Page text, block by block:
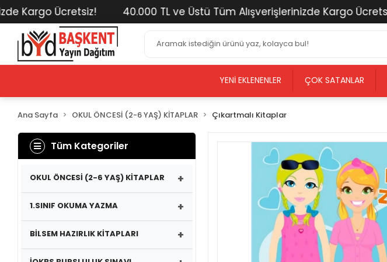
Ücretsiz! 40.000 TL ve Üstü Tüm Alışverişlerinizde Kargo Ücretsiz!
YENI EKLENENLER ÇOK SATANLAR
Ana Sayfa OKUL ÖNCESİ (2-6 YAŞ) KİTAPLAR Çıkartmalı Kitaplar
Tüm Kategoriler
OKUL ÖNCESİ (2-6 YAŞ) KİTAPLAR +
1.SINIF OKUMA YAZMA +
BİLSEM HAZIRLIK KİTAPLARI +